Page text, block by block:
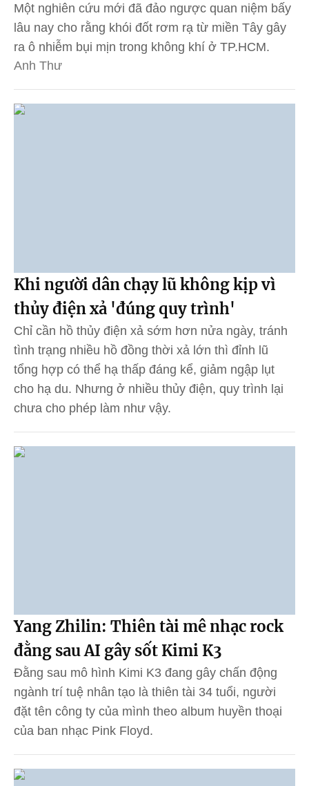
Một nghiên cứu mới đã đảo ngược quan niệm bấy
lâu nay cho rằng khói đốt rơm rạ từ miền Tây gây
ra ô nhiễm bụi mịn trong không khí ở TP.HCM.
Anh Thư
Khi người dân chạy lũ không kịp vì
thủy điện xả 'đúng quy trình'
Chỉ cần hồ thủy điện xả sớm hơn nửa ngày, tránh
tình trạng nhiều hồ đồng thời xả lớn thì đỉnh lũ
tổng hợp có thể hạ thấp đáng kể, giảm ngập lụt
cho hạ du. Nhưng ở nhiều thủy điện, quy trình lại
chưa cho phép làm như vậy.
Yang Zhilin: Thiên tài mê nhạc rock
đằng sau AI gây sốt Kimi K3
Đằng sau mô hình Kimi K3 đang gây chấn động
ngành trí tuệ nhân tạo là thiên tài 34 tuổi, người
đặt tên công ty của mình theo album huyền thoại
của ban nhạc Pink Floyd.